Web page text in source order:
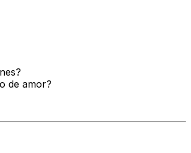
de amor?